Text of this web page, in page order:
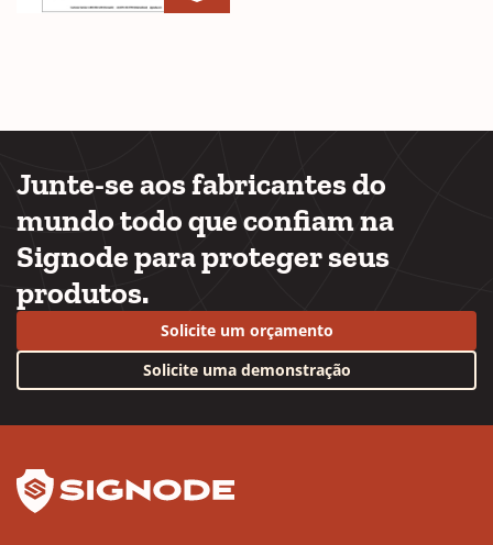
Instructions
window)
Junte-se aos fabricantes do
mundo todo que confiam na
Signode para proteger seus
produtos.
Solicite um orçamento
Solicite uma demonstração